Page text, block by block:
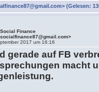
(Gelesen:
Finance
2017 um 16:16
gerade auf FB
macht